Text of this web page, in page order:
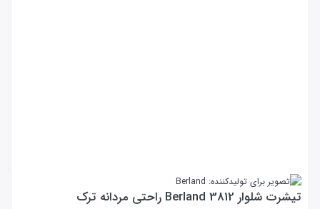
تیشرت شلوار 3812 Berland راحتی مردانه ترک